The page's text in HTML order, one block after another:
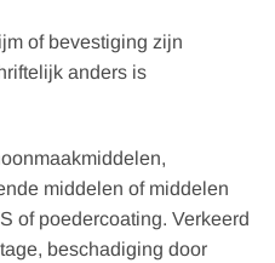
of bevestiging zijn
anders is
middelen of middelen
of poedercoating. Verkeerd
beschadiging door